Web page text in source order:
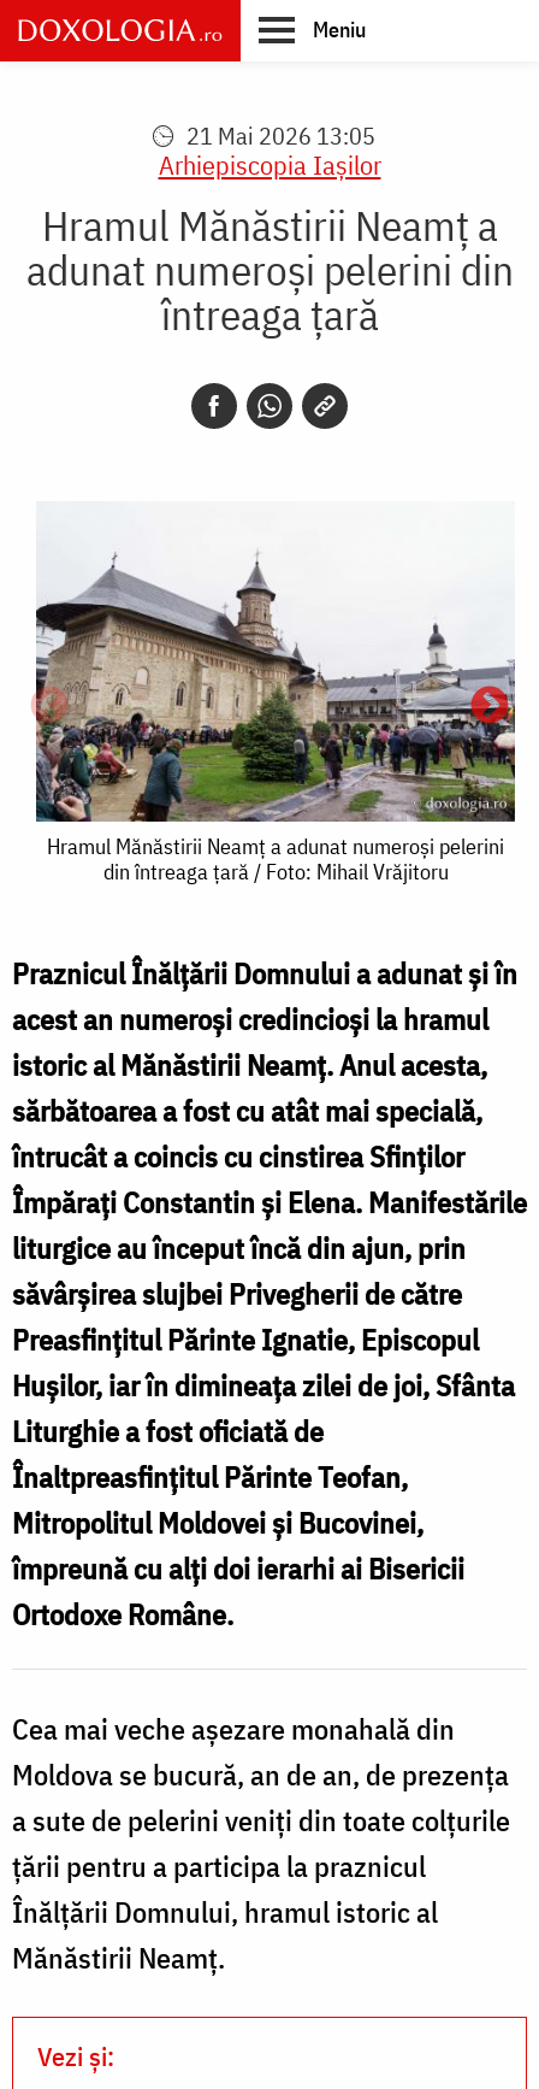
Skip
to
main
Meniu
21 Mai 2026 13:05
Arhiepiscopia Iaşilor
Hramul Mănăstirii Neamț a
adunat numeroși pelerini din
întreaga țară
Hramul
Mănăstirii
a
adunat
numeroși
pelerini
țară
/
Foto:
Mihail
Vrăjitoru
Hramul Mănăstirii Neamț a adunat numeroși pelerini
din întreaga țară / Foto: Mihail Vrăjitoru
Praznicul Înălțării Domnului a adunat și în
acest an numeroși credincioși la hramul
istoric al Mănăstirii Neamț. Anul acesta,
sărbătoarea a fost cu atât mai specială,
întrucât a coincis cu cinstirea Sfinților
Împărați Constantin și Elena. Manifestările
liturgice au început încă din ajun, prin
săvârșirea slujbei Privegherii de către
Preasfințitul Părinte Ignatie, Episcopul
Hușilor, iar în dimineața zilei de joi, Sfânta
Liturghie a fost oficiată de
Înaltpreasfințitul Părinte Teofan,
Mitropolitul Moldovei și Bucovinei,
împreună cu alți doi ierarhi ai Bisericii
Ortodoxe Române.
Cea mai veche așezare monahală din
Moldova se bucură, an de an, de prezența
a sute de pelerini veniți din toate colțurile
țării pentru a participa la praznicul
Înălțării Domnului, hramul istoric al
Mănăstirii Neamț.
Vezi și: